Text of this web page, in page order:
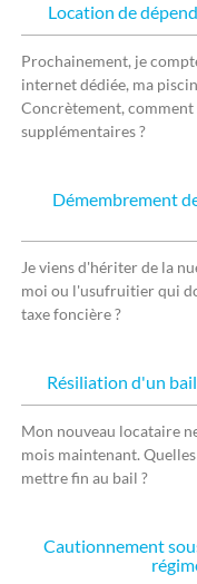
Location de
Prochainement, je
internet dédiée, ma
Concrètement, comment
supplémentaires ?
Démembrement
Je viens d'hériter de la
moi ou l'usufruitier qui
taxe foncière ?
Résiliation d'un
Mon nouveau locataire
mois maintenant.
mettre fin au bail ?
Cautionnement